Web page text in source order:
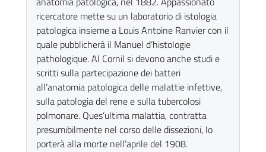
ricercatore mette su un laboratorio di istologia
patologica insieme a Louis Antoine Ranvier con il
quale pubblicherà il Manuel d’histologie
pathologique. Al Cornil si devono anche studi e
scritti sulla partecipazione dei batteri
all’anatomia patologica delle malattie infettive,
sulla patologia del rene e sulla tubercolosi
polmonare. Ques’ultima malattia, contratta
presumibilmente nel corso delle dissezioni, lo
porterà alla morte nell’aprile del 1908.